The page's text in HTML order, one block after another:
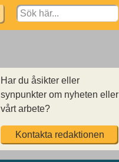
Search
for:
Har du åsikter eller
synpunkter om nyheten eller
vårt arbete?
Kontakta redaktionen